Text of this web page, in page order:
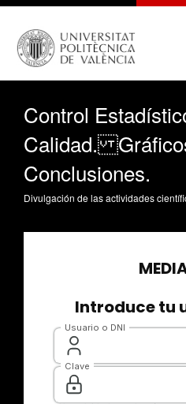
Control
Calidad.
Conclusiones.